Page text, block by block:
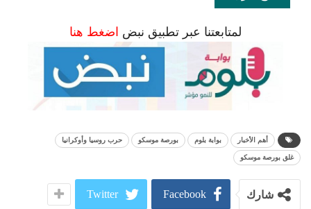
لمتابعتنا عبر تطبيق نبض اضغط هنا
أهم الأخبار بوابة بلوم بورصة موسكو حرب روسيا وأوكرانيا
غلق بورصة موسكو
شارك Facebook
Twitter